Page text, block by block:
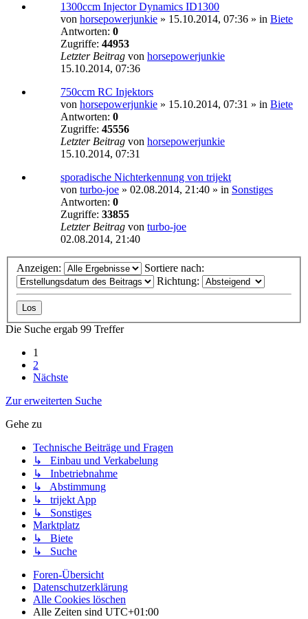
1300ccm Injector Dynamics ID1300
von horsepowerjunkie » 15.10.2014, 07:36 » in Biete
Antworten: 0
Zugriffe: 44953
Letzter Beitrag von horsepowerjunkie
15.10.2014, 07:36
750ccm RC Injektors
von horsepowerjunkie » 15.10.2014, 07:31 » in Biete
Antworten: 0
Zugriffe: 45556
Letzter Beitrag von horsepowerjunkie
15.10.2014, 07:31
sporadische Nichterkennung von trijekt
von turbo-joe » 02.08.2014, 21:40 » in Sonstiges
Antworten: 0
Zugriffe: 33855
Letzter Beitrag von turbo-joe
02.08.2014, 21:40
Anzeigen:
Sortiere nach:
Richtung:
Die Suche ergab 99 Treffer
1
2
Nächste
Zur erweiterten Suche
Gehe zu
Technische Beiträge und Fragen
↳ Einbau und Verkabelung
↳ Inbetriebnahme
↳ Abstimmung
↳ trijekt App
↳ Sonstiges
Marktplatz
↳ Biete
↳ Suche
Foren-Übersicht
Datenschutzerklärung
Alle Cookies löschen
Alle Zeiten sind UTC+01:00